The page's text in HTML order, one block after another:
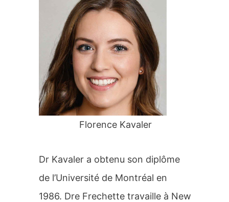
:
Florence Kavaler
Dr Kavaler a obtenu son diplôme
de l’Université de Montréal en
1986. Dre Frechette travaille à New